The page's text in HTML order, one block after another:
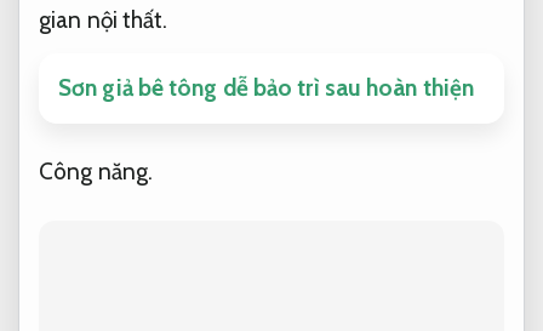
gian nội thất.
Sơn giả bê tông dễ bảo trì sau hoàn thiện
Công năng.